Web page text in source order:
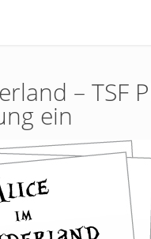
– TSF
ein